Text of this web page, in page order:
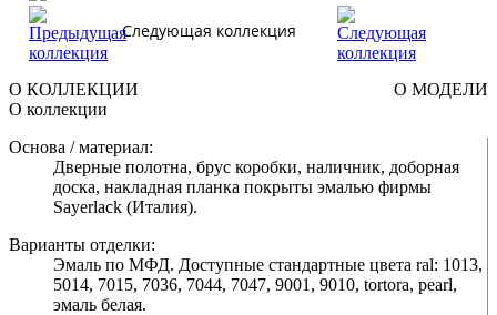
Следующая коллекция
О КОЛЛЕКЦИИ
О МОДЕЛИ
О коллекции
Основа / материал:
Дверные полотна, брус коробки, наличник, доборная
доска, накладная планка покрыты эмалью фирмы
Sayerlack (Италия).
Варианты отделки:
Эмаль по МФД. Доступные стандартные цвета ral: 1013,
5014, 7015, 7036, 7044, 7047, 9001, 9010, tortora, pearl,
эмаль белая.